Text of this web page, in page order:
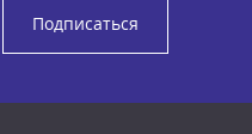
Подписаться